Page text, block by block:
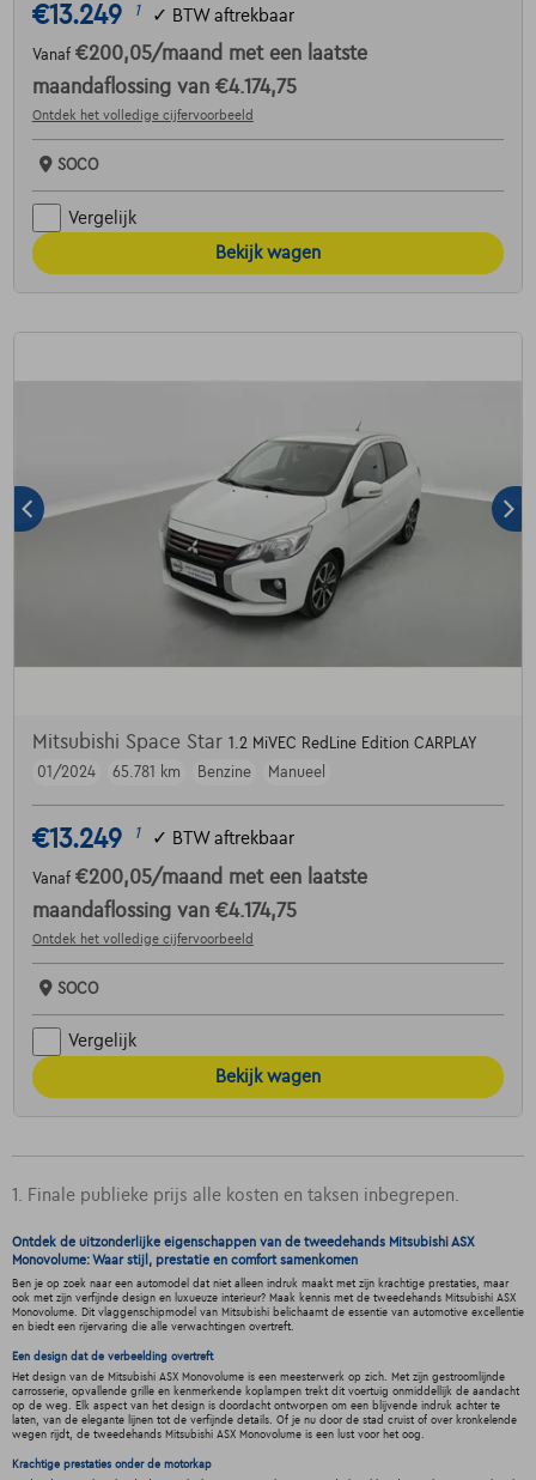
€13.249 1 ✓ BTW aftrekbaar
Vanaf €200,05/maand met een laatste
maandaflossing van €4.174,75
Ontdek het volledige cijfervoorbeeld
SOCO
Vergelijk
Bekijk wagen
Mitsubishi Space Star 1.2 MiVEC RedLine Edition CARPLAY
01/2024
65.781 km Benzine Manueel
€13.249 1 ✓ BTW aftrekbaar
Vanaf €200,05/maand met een laatste
maandaflossing van €4.174,75
Ontdek het volledige cijfervoorbeeld
SOCO
Vergelijk
Bekijk wagen
1. Finale publieke prijs alle kosten en taksen inbegrepen.
Ontdek de uitzonderlijke eigenschappen van de tweedehands Mitsubishi ASX
Monovolume: Waar stijl, prestatie en comfort samenkomen
Ben je op zoek naar een automodel dat niet alleen indruk maakt met zijn krachtige prestaties, maar
ook met zijn verfijnde design en luxueuze interieur? Maak kennis met de tweedehands Mitsubishi ASX
Monovolume. Dit vlaggenschipmodel van Mitsubishi belichaamt de essentie van automotive excellentie
en biedt een rijervaring die alle verwachtingen overtreft.
Een design dat de verbeelding overtreft
Het design van de Mitsubishi ASX Monovolume is een meesterwerk op zich. Met zijn gestroomlijnde
carrosserie, opvallende grille en kenmerkende koplampen trekt dit voertuig onmiddellijk de aandacht
op de weg. Elk aspect van het design is doordacht ontworpen om een blijvende indruk achter te
laten, van de elegante lijnen tot de verfijnde details. Of je nu door de stad cruist of over kronkelende
wegen rijdt, de tweedehands Mitsubishi ASX Monovolume is een lust voor het oog.
Krachtige prestaties onder de motorkap